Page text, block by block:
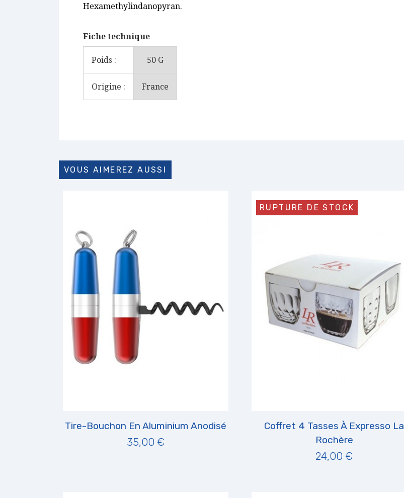
Hexamethylindanopyran.
Fiche technique
Poids : 50 G
Origine : France
VOUS AIMEREZ AUSSI
Tire-Bouchon En Aluminium Anodisé
35,00 €
Coffret 4 Tasses À Expresso La
Rochère
24,00 €
RUPTURE DE STOCK